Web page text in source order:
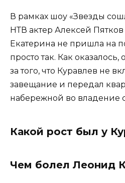
В рамках шоу «Звезды
НТВ актер Алексей Пятков
Екатерина не пришла на
просто так. Как оказалось,
за того, что Куравлев не
завещание и передал
набережной во владение
Какой рост был у
Чем болел Леонид